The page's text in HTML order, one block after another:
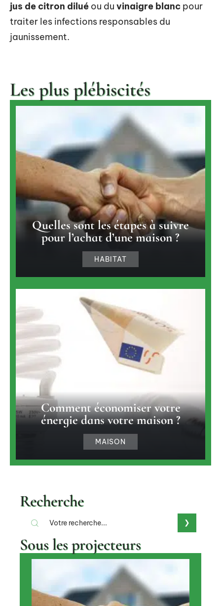
jus de citron dilué ou du vinaigre blanc pour
traiter les infections responsables du
jaunissement.
Les plus plébiscités
Quelles sont les étapes à suivre
pour l’achat d’une maison ?
HABITAT
Comment économiser votre
énergie dans votre maison ?
MAISON
Recherche
Sous les projecteurs